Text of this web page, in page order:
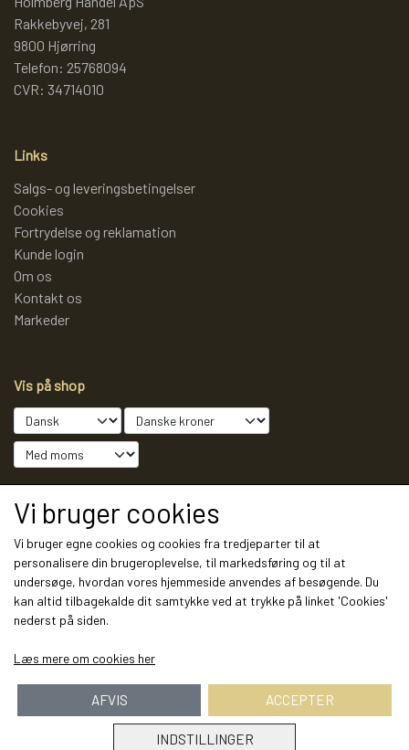
PULL BACK INDUSTRIMASKINER OG
SPIL
TEAKTRÆ
Rakkebyvej, 281
9800 Hjørring
Telefon: 25768094
CVR: 34714010
Links
Salgs- og leveringsbetingelser
Cookies
Fortrydelse og reklamation
Kunde login
Om os
Kontakt os
Markeder
Vis på shop
Sociale medier
Modtag vores nyhedsbrev via e-mail
Vi bruger cookies
Vi bruger egne cookies og cookies fra tredjeparter til at
personalisere din brugeroplevelse, til markedsføring og til at
undersøge, hvordan vores hjemmeside anvendes af besøgende. Du
kan altid tilbagekalde dit samtykke ved at trykke på linket 'Cookies'
nederst på siden.
Læs mere om cookies her
INDSTILLINGER
AFVIS ACCEPTER